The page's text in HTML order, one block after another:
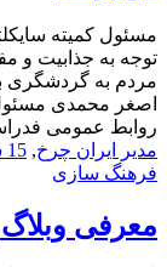
مسئول کمیته
توجه به جذابیت و
مردم به گردشگری
اصغر محمدی
روابط عمومی
مدیر ایران چرخ, 15 سال قبل
فرهنگ سازی
معرفی